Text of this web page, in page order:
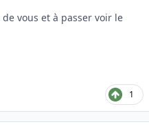
vous et à passer voir le
1